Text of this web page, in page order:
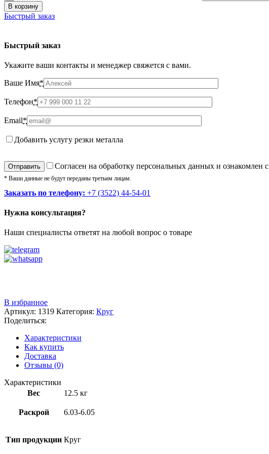
В корзину
Быстрый заказ
Быстрый заказ
Укажите ваши контакты и менеджер свяжется с вами.
Ваше Имя*
Телефон*
Email*
Добавить услугу резки металла
Cогласен на обработку персональных данных и ознакомлен с
* Ваши данные не будут переданы третьим лицам.
Заказать по телефону: +7 (3522) 44-54-01
Нужна консультация?
Наши специалисты ответят на любой вопрос о товаре
В избранное
Артикул: 1319 Категория: Круг
Поделиться:
Характеристики
Как купить
Доставка
Отзывы (0)
Характеристики
Вес
12.5 кг
Раскрой 6.03-6.05
Тип продукции Круг